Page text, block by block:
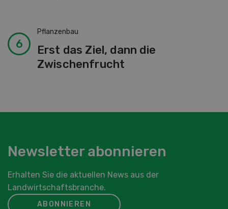
Pflanzenbau
Erst das Ziel, dann die
Zwischenfrucht
Newsletter abonnieren
Erhalten Sie die aktuellen News aus der
Landwirtschaftsbranche.
ABONNIEREN